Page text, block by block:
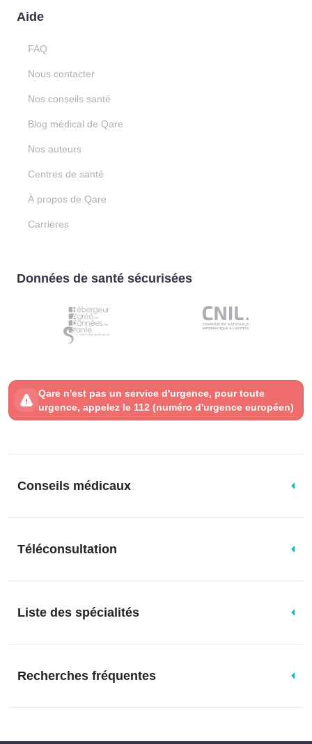
Aide
FAQ
Nous contacter
Nos conseils santé
Blog médical de Qare
Nos auteurs
Centres de santé
À propos de Qare
Carrières
Données de santé sécurisées
Qare n'est pas un service d'urgence, pour toute
urgence, appelez le 112 (numéro d'urgence européen)
Conseils médicaux
Téléconsultation
Liste des spécialités
Recherches fréquentes